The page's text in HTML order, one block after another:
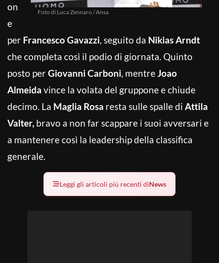
Foto di Luca Zennaro / Ansa
on
e
per Francesco Gavazzi, seguito da Nikias Arndt
che completa così il podio di giornata. Quinto
posto perGiovanni Carboni, mentreJoao
Almeida vince la volata del gruppone e chiude
decimo. La Maglia Rosa resta sulle spalle di Attila
Valter, bravo a non far scappare i suoi avversari e
a mantenere così la leadership della classifica
generale.
Leggi gli articoli più recenti diNews